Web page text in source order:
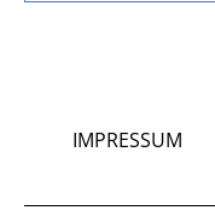
IMPRESSUM